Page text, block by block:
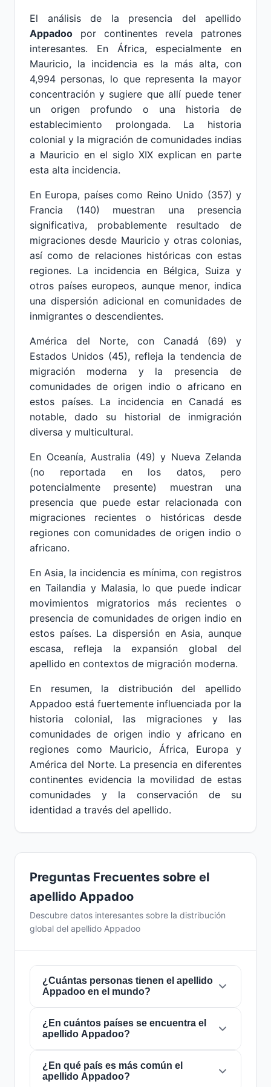
El análisis de la presencia del apellido
Appadoo por continentes revela patrones
interesantes. En África, especialmente en
Mauricio, la incidencia es la más alta, con
4,994 personas, lo que representa la mayor
concentración y sugiere que allí puede tener
un origen profundo o una historia de
establecimiento prolongada. La historia
colonial y la migración de comunidades indias
a Mauricio en el siglo XIX explican en parte
esta alta incidencia.
En Europa, países como Reino Unido (357) y
Francia (140) muestran una presencia
significativa, probablemente resultado de
migraciones desde Mauricio y otras colonias,
así como de relaciones históricas con estas
regiones. La incidencia en Bélgica, Suiza y
otros países europeos, aunque menor, indica
una dispersión adicional en comunidades de
inmigrantes o descendientes.
América del Norte, con Canadá (69) y
Estados Unidos (45), refleja la tendencia de
migración moderna y la presencia de
comunidades de origen indio o africano en
estos países. La incidencia en Canadá es
notable, dado su historial de inmigración
diversa y multicultural.
En Oceanía, Australia (49) y Nueva Zelanda
(no reportada en los datos, pero
potencialmente presente) muestran una
presencia que puede estar relacionada con
migraciones recientes o históricas desde
regiones con comunidades de origen indio o
africano.
En Asia, la incidencia es mínima, con registros
en Tailandia y Malasia, lo que puede indicar
movimientos migratorios más recientes o
presencia de comunidades de origen indio en
estos países. La dispersión en Asia, aunque
escasa, refleja la expansión global del
apellido en contextos de migración moderna.
En resumen, la distribución del apellido
Appadoo está fuertemente influenciada por la
historia colonial, las migraciones y las
comunidades de origen indio y africano en
regiones como Mauricio, África, Europa y
América del Norte. La presencia en diferentes
continentes evidencia la movilidad de estas
comunidades y la conservación de su
identidad a través del apellido.
Preguntas Frecuentes sobre el
apellido Appadoo
Descubre datos interesantes sobre la distribución
global del apellido Appadoo
¿Cuántas personas tienen el apellido
Appadoo en el mundo?
Actualmente hay aproximadamente5.835
personascon el apellido
mundo. Esto significa que aproximadamente 1
de cada1,371,037 personasen el mundo lleva
este apellido. Se encuentra presente en
¿En cuántos países se encuentra el
apellido Appadoo?
El apellidoAppadooestá presente en
paísesde todo el mundo. Esto lo clasifica
¿En qué país es más común el
apellido Appadoo?